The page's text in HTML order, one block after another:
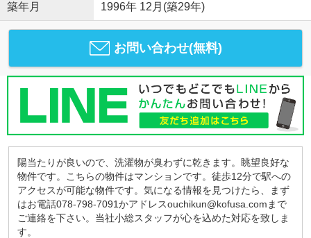
築年月 1996年 12月(築29年)
お問い合わせ(無料)
陽当たりが良いので、洗濯物が臭わずに乾きます。眺望良好な
物件です。こちらの物件はマンションです。徒歩12分で駅への
アクセスが可能な物件です。気になる情報を見つけたら、まず
はお電話078-798-7091かアドレスouchikun@kofusa.comまで
ご連絡を下さい。当社小総スタッフが心を込めた対応を致しま
す。